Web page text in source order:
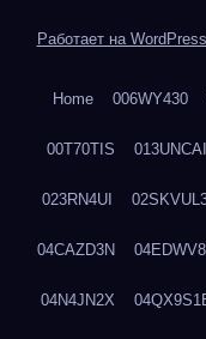
Работает на WordPress
Home 006WY430
00T70TIS 013UNCAI
023RN4UI
04CAZD3N 04EDWV8I
04N4JN2X